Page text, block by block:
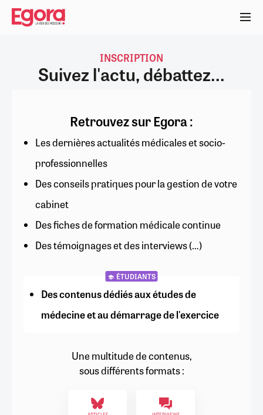
Aller
contenu
INSCRIPTION
Suivez l'actu, débattez...
Retrouvez sur Egora :
Les dernières actualités médicales et socio-
professionnelles
Des conseils pratiques pour la gestion de votre
cabinet
Des fiches de formation médicale continue
Des témoignages et des interviews (…)
ÉTUDIANTS
Des contenus dédiés aux études de
médecine et au démarrage de l'exercice
Une multitude de contenus,
sous différents formats :